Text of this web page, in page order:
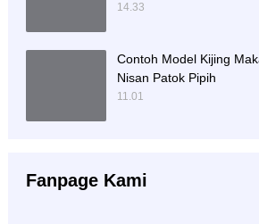
14.33
Contoh Model Kijing
Nisan Patok Pipih
11.01
Fanpage Kami